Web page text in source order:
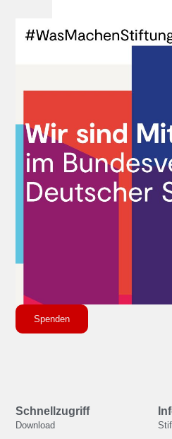
Schnellzugriff
Download
Spenden